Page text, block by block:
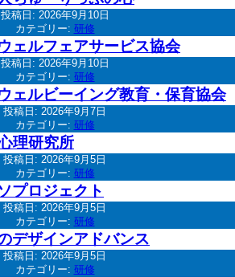
投稿日: 2026年9月10日
カテゴリー: 研修
ェルフェアサービス協会
投稿日: 2026年9月10日
カテゴリー: 研修
ェルビーイング教育・保育協会
投稿日: 2026年9月7日
カテゴリー: 研修
理研究所
投稿日: 2026年9月5日
カテゴリー: 研修
プロジェクト
投稿日: 2026年9月5日
カテゴリー: 研修
デザインアドバンス
投稿日: 2026年9月5日
カテゴリー: 研修